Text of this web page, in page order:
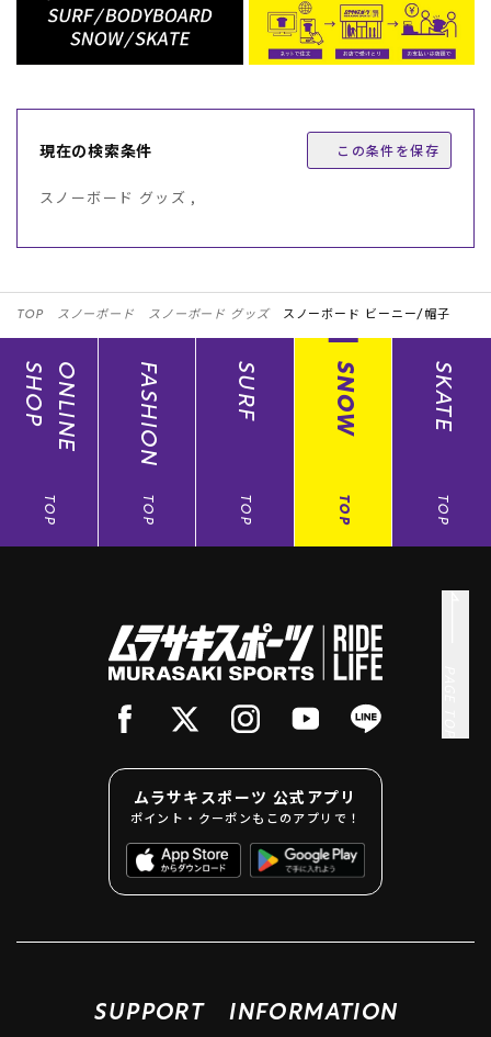
現在の検索条件 この条件を保存
スノーボード グッズ ,
TOP スノーボード スノーボード グッズ スノーボード ビーニー/帽子
ONLINE
SHOP
TOP
FASHION
TOP
SURF
TOP
SNOW
TOP
SKATE
TOP
ムラサキスポーツ 公式アプリ
ポイント・クーポンもこのアプリで！
SUPPORT INFORMATION